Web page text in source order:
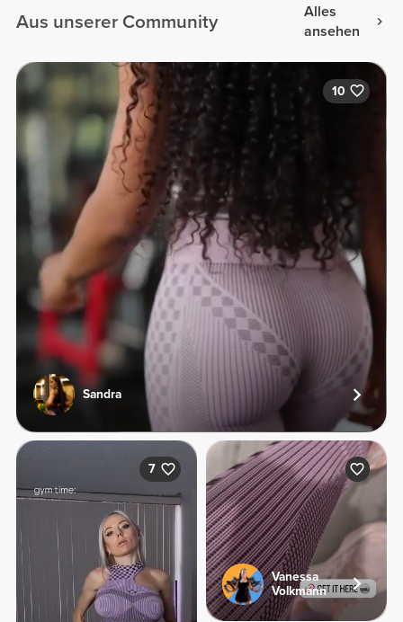
Aus unserer Community
Alles
ansehen
10
Sandra
7
Vanessa
Volkmann